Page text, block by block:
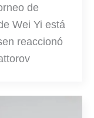
de
Wei Yi está
reaccionó